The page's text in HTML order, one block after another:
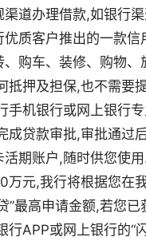
道办理借款,如银行
优质客户推出的一款信
、购车、装修、购物、
抵押及担保,也不需要
手机银行或网上银行
成贷款审批,审批通过
期账户,随时供您使
万元,我行将根据您在
”最高申请金额,若您已
行APP或网上银行的“